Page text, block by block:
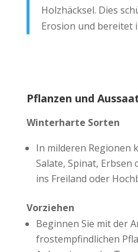
Holzhäcksel. Dies
Erosion und bereitet
Pflanzen und
Winterharte Sorten
In milderen Regionen
Salate, Spinat,
ins Freiland oder
Vorziehen
Beginnen Sie mit der
frostempfindlichen